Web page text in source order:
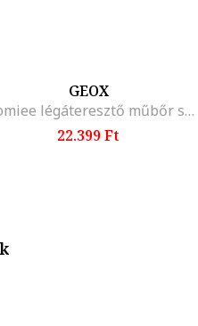
GEOX
Blomiee légáteresztő műbőr sneaker fémes hatású szegélyekkel
22.399 Ft